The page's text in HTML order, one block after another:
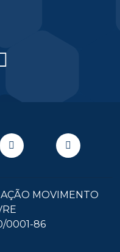
MOVIMENTO
0001-86